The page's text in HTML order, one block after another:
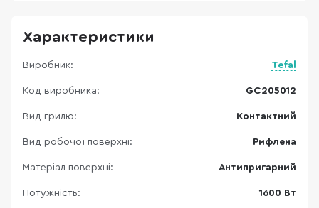
Характеристики
Виробник: Tefal
Код виробника: GC205012
Вид грилю: Контактний
Вид робочої поверхні: Рифлена
Матеріал поверхні: Антипригарний
Потужність: 1600 Вт